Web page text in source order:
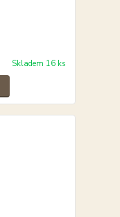
Skladem 16 ks